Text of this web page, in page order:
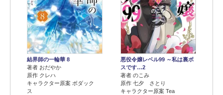
結界師の一輪華 8
著者 おだやか
原作 クレハ
キャラクター原案 ボダック
ス
悪役令嬢レベル99 ～私は裏ボ
スです…2
著者 のこみ
原作 七夕 さとり
キャラクター原案 Tea